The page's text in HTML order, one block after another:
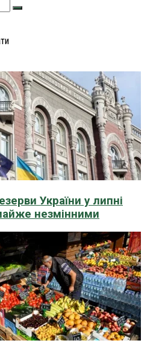
України у липні
незмінними